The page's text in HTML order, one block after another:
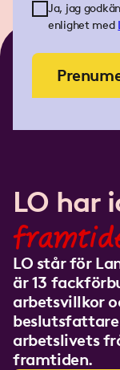
Ja, jag
enlighet med
LO har
LO står för
är 13
arbetsvillkor
arbetslivets
framtiden.